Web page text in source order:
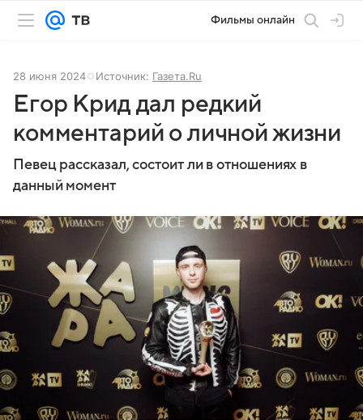
Фильмы онлайн
28 июня 2024 Источник: Газета.Ru
Егор Крид дал редкий
комментарий о личной жизни
Певец рассказал, состоит ли в отношениях в
данный момент